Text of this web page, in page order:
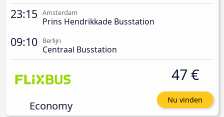
23:15 Amsterdam
Prins Hendrikkade Busstation
09:10 Berlijn
Centraal Busstation
Economy
47 €
Nu vinden